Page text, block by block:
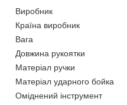
Виробник
Країна виробник
Вага
Довжина рукоятки
Матеріал ручки
Матеріал ударного бойка
Оміднений інструмент